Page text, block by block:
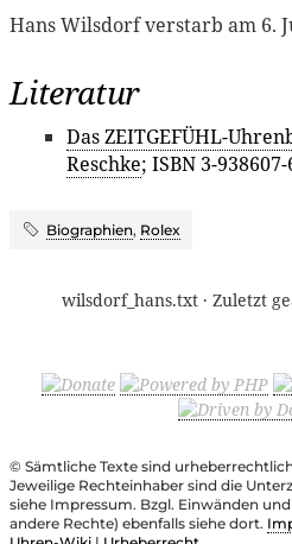
Hans Wilsdorf verstarb am 6.
Literatur
Das ZEITGEFÜHL-
Reschke; ISBN 3-
Biographien, Rolex
wilsdorf_hans.txt · Zuletzt
© Sämtliche Texte sind
Jeweilige Rechteinhaber sind die
siehe Impressum. Bzgl. Einwänden
andere Rechte) ebenfalls siehe dort.